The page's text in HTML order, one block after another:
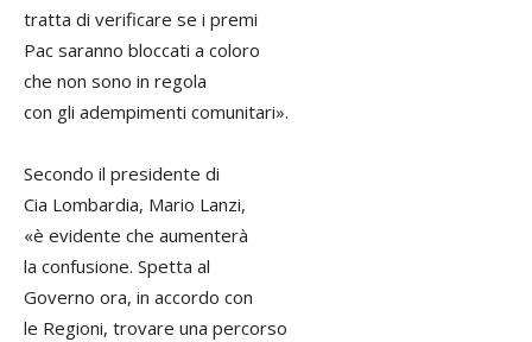
tratta di verificare se i premi
Pac saranno bloccati a coloro
che non sono in regola
con gli adempimenti comunitari».
Secondo il presidente di
Cia Lombardia, Mario Lanzi,
«è evidente che aumenterà
la confusione. Spetta al
Governo ora, in accordo con
le Regioni, trovare una percorso